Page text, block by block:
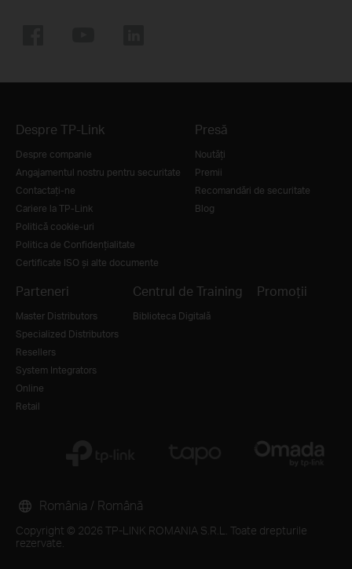
Despre TP-Link
Despre companie
Angajamentul nostru pentru securitate
Contactați-ne
Cariere la TP-Link
Politică cookie-uri
Politica de Confidențialitate
Certificate ISO și alte documente
Presă
Noutăţi
Premii
Recomandări de securitate
Blog
Parteneri
Master Distributors
Specialized Distributors
Resellers
System Integrators
Online
Retail
Centrul de Training
Biblioteca Digitală
Promoții
Copyright © 2026 TP-LINK ROMANIA S.R.L. Toate drepturile
rezervate.
România / Română